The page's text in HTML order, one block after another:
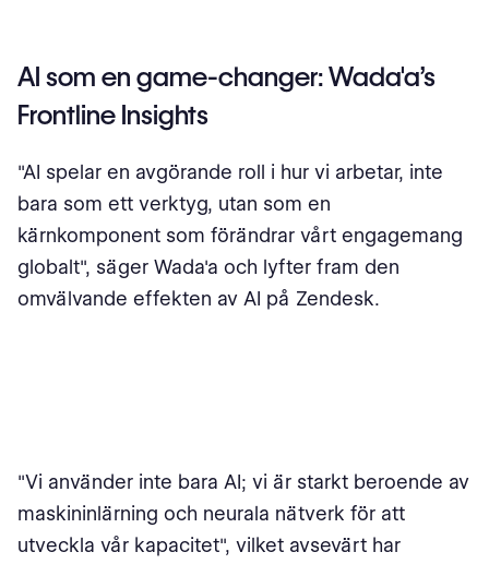
AI som en game-changer: Wada'a's
Frontline Insights
"AI spelar en avgörande roll i hur vi arbetar, inte
bara som ett verktyg, utan som en
kärnkomponent som förändrar vårt engagemang
globalt", säger Wada'a och lyfter fram den
omvälvande effekten av AI på Zendesk.
"Vi använder inte bara AI; vi är starkt beroende av
maskininlärning och neurala nätverk för att
utveckla vår kapacitet", vilket avsevärt har